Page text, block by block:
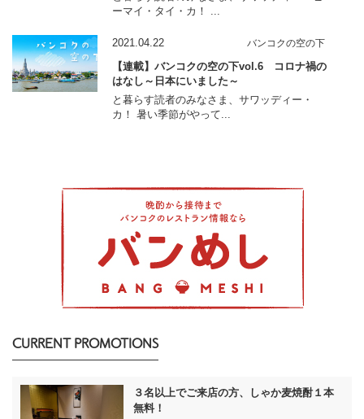
ーマイ・タイ・カ！ ...
2021.04.22 バンコクの空の下
【連載】バンコクの空の下vol.6 コロナ禍の
はなし～日本にいました～
と暮らす読者のみなさま、サワッディー・
カ！ 暑い季節がやって...
CURRENT PROMOTIONS
３名以上でご来店の方、しゃか麦焼酎１本
無料！